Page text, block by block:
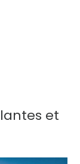
et